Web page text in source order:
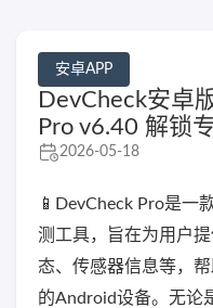
安卓APP
DevCheck安卓
Pro v6.40 解锁
2026-05-18
📱DevCheck Pro是一
测工具，旨在为用户
态、传感器信息等，
的Android设备。无论